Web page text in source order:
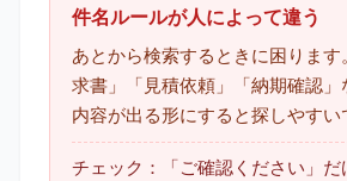
件名ルールが人によって違う
あとから検索するときに困りま
求書」「見積依頼」「納期確認」
内容が出る形にすると探しやすい
チェック：「ご確認ください」だ